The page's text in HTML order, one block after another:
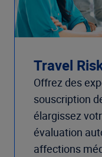
Travel
Offrez des
souscription
élargissez
évaluation
affections